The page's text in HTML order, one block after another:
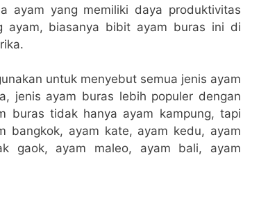
ayam yang memiliki daya produktivitas
ayam, biasanya bibit ayam buras ini di
untuk menyebut semua jenis ayam
jenis ayam buras lebih populer dengan
buras tidak hanya ayam kampung, tapi
bangkok, ayam kate, ayam kedu, ayam
gaok, ayam maleo, ayam bali, ayam